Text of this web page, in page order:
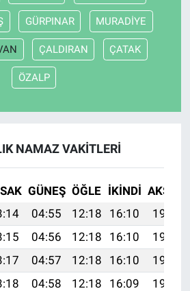
GÜRPINAR MURADİYE
ÇALDIRAN ÇATAK
ÖZALP
NAMAZ VAKITLERI
GÜNEŞ ÖĞLE İKINDI AKŞAM
04:55 12:18 16:10
19:31
04:56 12:18 16:10
19:30
04:57 12:18 16:10
19:29
04:58 12:18 16:09
19:28